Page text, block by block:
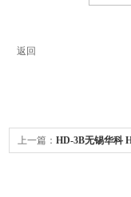
返回
上一篇： HD-3B无锡华科